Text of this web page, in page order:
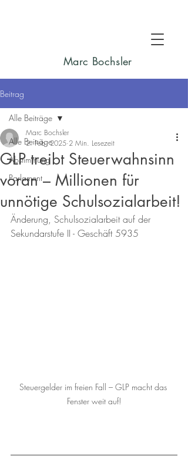
Marc Bochsler
Beitrag
Alle Beiträge
Abstimmung
Parlament
Alle Beiträge
GLP treibt Steuerwahnsinn
voran – Millionen für
unnötige Schulsozialarbeit!
Marc Bochsler
2. Feb. 2025 2 Min. Lesezeit
Änderung, Schulsozialarbeit auf der
Sekundarstufe II - Geschäft 5935
Steuergelder im freien Fall – GLP macht das
Fenster weit auf!